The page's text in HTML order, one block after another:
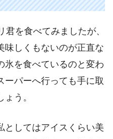
を食べてみましたが、
味しくもないのが正直な
氷を食べているのと変わ
ーパーへ行っても手に取
う。
としてはアイスくらい美